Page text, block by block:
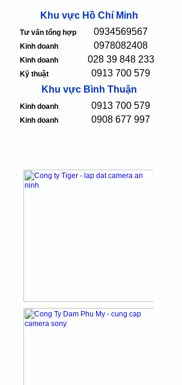
Khu vực Hồ Chí Minh
Tư vấn tổng hợp 0934569567
Kinh doanh 0978082408
Kinh doanh 028 39 848 233
Kỹ thuật
0913 700 579
Khu vực Bình Thuận
Kinh doanh 0913 700 579
Kinh doanh 0908 677 997